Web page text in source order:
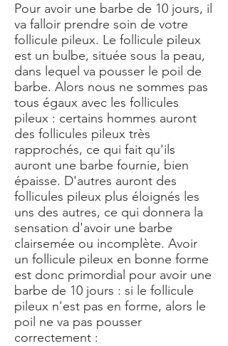
Pour avoir une barbe de 10 jours, il
va falloir prendre soin de votre
follicule pileux. Le follicule pileux
est un bulbe, située sous la peau,
dans lequel va pousser le poil de
barbe. Alors nous ne sommes pas
tous égaux avec les follicules
pileux : certains hommes auront
des follicules pileux très
rapprochés, ce qui fait qu'ils
auront une barbe fournie, bien
épaisse. D'autres auront des
follicules pileux plus éloignés les
uns des autres, ce qui donnera la
sensation d'avoir une barbe
clairsemée ou incomplète. Avoir
un follicule pileux en bonne forme
est donc primordial pour avoir une
barbe de 10 jours : si le follicule
pileux n'est pas en forme, alors le
poil ne va pas pousser
correctement :